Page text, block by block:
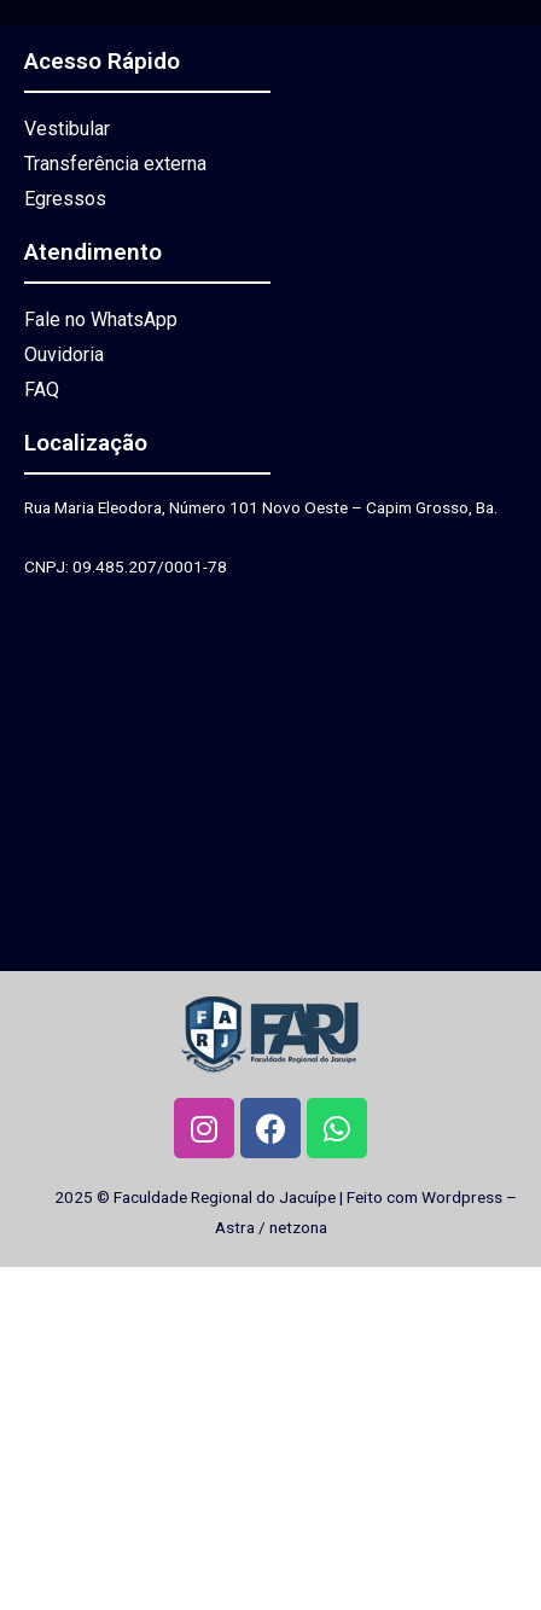
Acesso Rápido
Vestibular
Transferência externa
Egressos
Atendimento
Fale no WhatsApp
Ouvidoria
FAQ
Localização
Rua Maria Eleodora, Número 101 Novo Oeste – Capim Grosso, Ba.
CNPJ: 09.485.207/0001-78
2025 © Faculdade Regional do Jacuípe | Feito com Wordpress –
Astra / netzona